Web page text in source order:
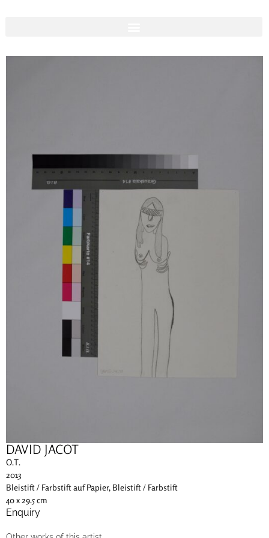
DAVID JACOT
O.T.
2013
Bleistift / Farbstift auf Papier, Bleistift / Farbstift
40 x 29.5 cm
Enquiry